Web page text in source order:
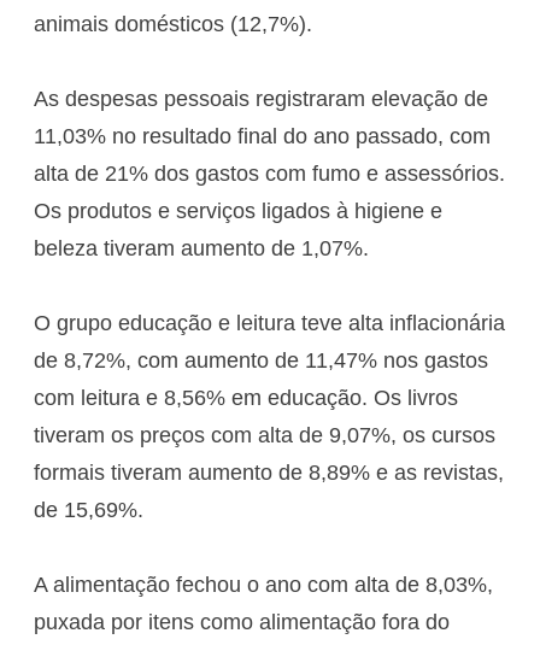
animais domésticos (12,7%).
As despesas pessoais registraram elevação de
11,03% no resultado final do ano passado, com
alta de 21% dos gastos com fumo e assessórios.
Os produtos e serviços ligados à higiene e
beleza tiveram aumento de 1,07%.
O grupo educação e leitura teve alta inflacionária
de 8,72%, com aumento de 11,47% nos gastos
com leitura e 8,56% em educação. Os livros
tiveram os preços com alta de 9,07%, os cursos
formais tiveram aumento de 8,89% e as revistas,
de 15,69%.
A alimentação fechou o ano com alta de 8,03%,
puxada por itens como alimentação fora do